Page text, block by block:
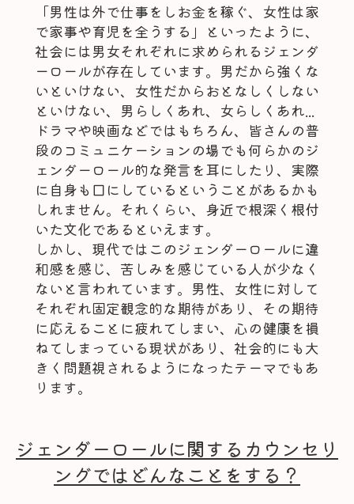
「男性は外で仕事をしお金を稼ぐ、女性は家
で家事や育児を全うする」といったように、
社会には男女それぞれに求められるジェンダ
ーロールが存在しています。男だから強くな
いといけない、女性だからおとなしくしない
といけない、男らしくあれ、女らしくあれ...
ドラマや映画などではもちろん、皆さんの普
段のコミュニケーションの場でも何らかのジ
ェンダーロール的な発言を耳にしたり、実際
に自身も口にしているということがあるかも
しれません。それくらい、身近で根深く根付
いた文化であるといえます。
しかし、現代ではこのジェンダーロールに違
和感を感じ、苦しみを感じている人が少なく
ないと言われています。男性、女性に対して
それぞれ固定観念的な期待があり、その期待
に応えることに疲れてしまい、心の健康を損
ねてしまっている現状があり、社会的にも大
きく問題視されるようになったテーマでもあ
ります。
ジェンダーロールに関するカウンセリ
ングではどんなことをする？